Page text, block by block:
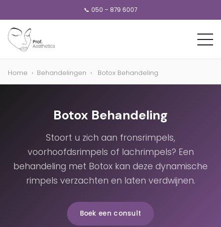
📞 050 – 879 6007
Home › Behandelingen › Botox Behandeling
Botox Behandeling
Stoort u zich aan fronsrimpels,
voorhoofdsrimpels of lachrimpels? Een
behandeling met Botox kan deze dynamische
rimpels verzachten en laten verdwijnen.
Boek een consult